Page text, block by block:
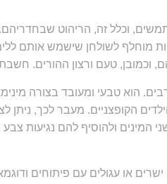
וכלל זה, הריהוט
מוחלף לשולחן שישמש אותם
וכמובן, טעם ורצון ההורים.
הוא טבעי ומעובד בצורה
הקופצניים. מעבר לכך, ניתן
המינים ולהוסיף להם נגיעות
או עגולים עם פיתוחים